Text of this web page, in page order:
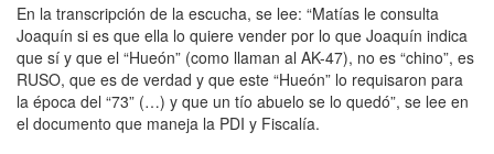
En la transcripción de la escucha, se lee: “Matías le consulta
Joaquín si es que ella lo quiere vender por lo que Joaquín indica
que sí y que el “Hueón” (como llaman al AK-47), no es “chino”, es
RUSO, que es de verdad y que este “Hueón” lo requisaron para
la época del “73” (…) y que un tío abuelo se lo quedó”, se lee en
el documento que maneja la PDI y Fiscalía.